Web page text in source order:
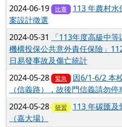
2024-06-19 比賽
113 年農村水
案設計徵選
2024-05-31
「113年度高級中
機構投保公共意外責任保險」
日易發事故及傷亡統計
2024-05-28
緊急
因6/1-6/2 本
（信義路），故後門信義請勿停
2024-05-28 研習
113 年碳匯及
（嘉大場）